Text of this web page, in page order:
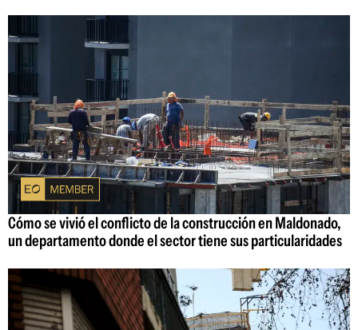
Cómo se vivió el conflicto de la construcción en Maldonado,
un departamento donde el sector tiene sus particularidades